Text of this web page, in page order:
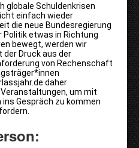
globale Schuldenkrisen
einfach wieder
die neue Bundesregierung
etwas in Richtung
bewegt, werden wir
Druck aus der
von Rechenschaft
daher
um mit
Gespräch zu kommen